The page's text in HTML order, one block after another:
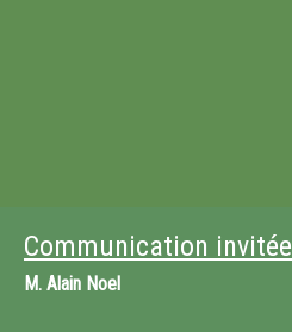
Communication invitée
M. Alain Noel